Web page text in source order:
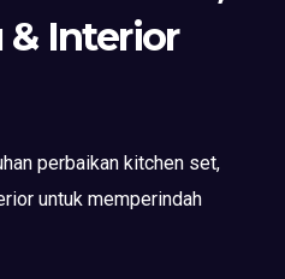
& Interior
perbaikan kitchen set,
untuk memperindah